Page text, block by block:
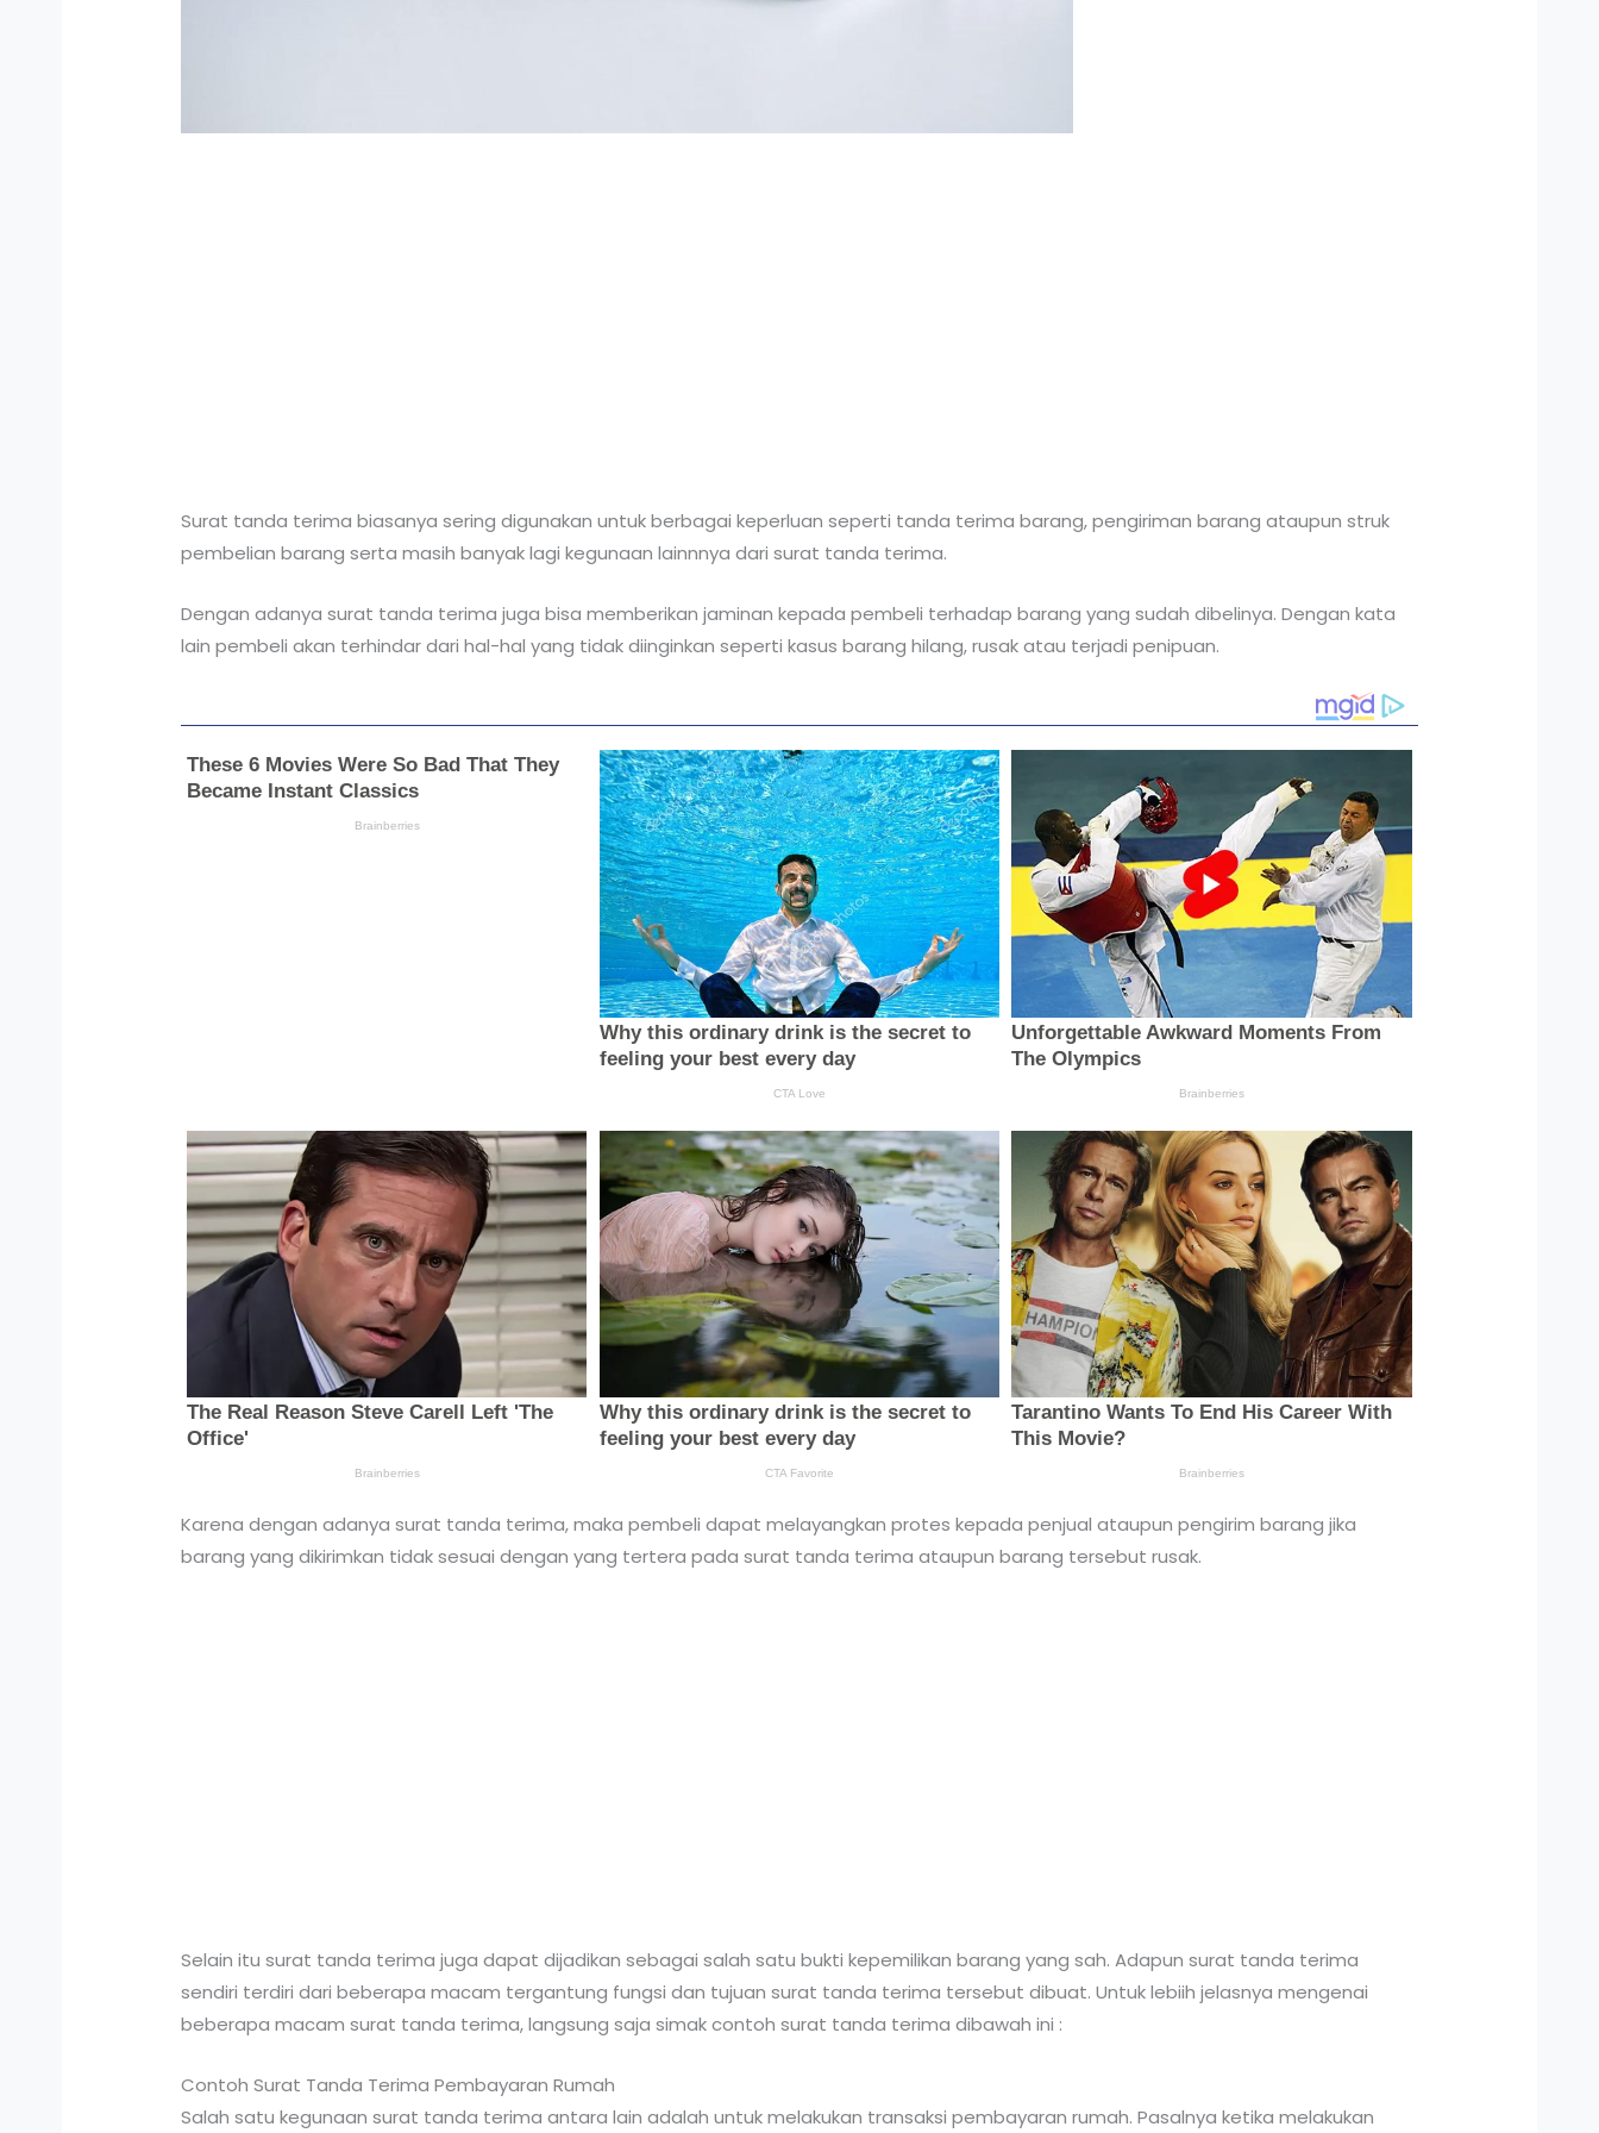
Surat tanda terima biasanya sering digunakan untuk berbagai keperluan seperti tanda terima barang, pengiriman barang ataupun struk
pembelian barang serta masih banyak lagi kegunaan lainnnya dari surat tanda terima.
Dengan adanya surat tanda terima juga bisa memberikan jaminan kepada pembeli terhadap barang yang sudah dibelinya. Dengan kata
lain pembeli akan terhindar dari hal-hal yang tidak diinginkan seperti kasus barang hilang, rusak atau terjadi penipuan.
Karena dengan adanya surat tanda terima, maka pembeli dapat melayangkan protes kepada penjual ataupun pengirim barang jika
barang yang dikirimkan tidak sesuai dengan yang tertera pada surat tanda terima ataupun barang tersebut rusak.
Selain itu surat tanda terima juga dapat dijadikan sebagai salah satu bukti kepemilikan barang yang sah. Adapun surat tanda terima
sendiri terdiri dari beberapa macam tergantung fungsi dan tujuan surat tanda terima tersebut dibuat. Untuk lebiih jelasnya mengenai
beberapa macam surat tanda terima, langsung saja simak contoh surat tanda terima dibawah ini :
Contoh Surat Tanda Terima Pembayaran Rumah
Salah satu kegunaan surat tanda terima antara lain adalah untuk melakukan transaksi pembayaran rumah. Pasalnya ketika melakukan